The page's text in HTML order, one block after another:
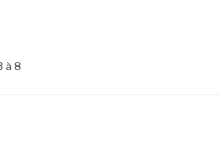
à 8